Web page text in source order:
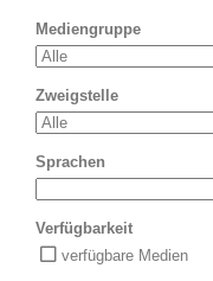
Mediengruppe
Zweigstelle
Sprachen
Verfügbarkeit
verfügbare Medien